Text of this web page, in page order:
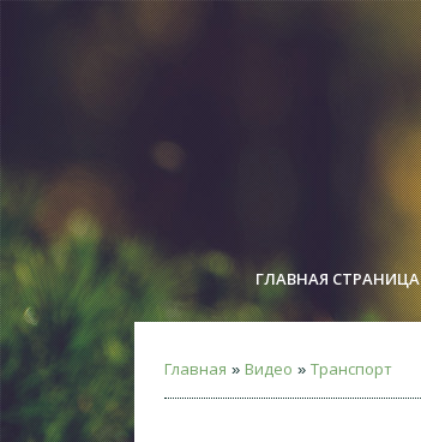
ГЛАВНАЯ СТРАНИЦА
Главная » Видео » Транспорт